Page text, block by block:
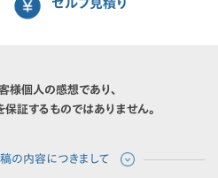
セルフ見積り
様個人の感想であり、
証するものではありません。